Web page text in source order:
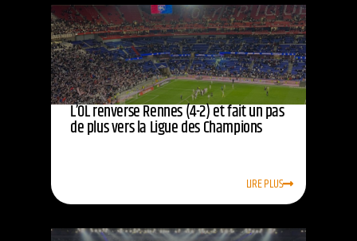
L’OL renverse Rennes (4-2) et fait un pas
de plus vers la Ligue des Champions
LIRE PLUS